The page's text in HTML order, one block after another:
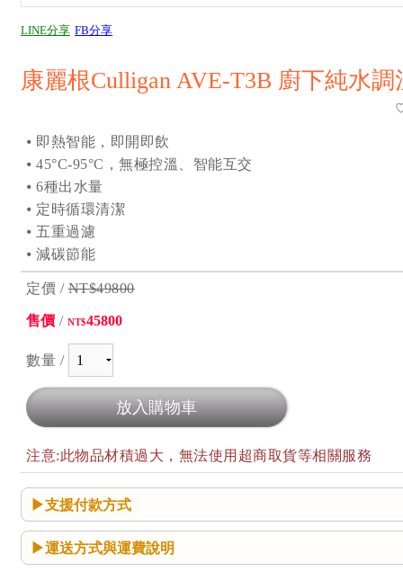
LINE分享 FB分享
康麗根Culligan AVE-T3B 廚下純水
⦁ 即熱智能，即開即飲
⦁ 45°C-95°C，無極控溫、智能互交
⦁ 6種出水量
⦁ 定時循環清潔
⦁ 五重過濾
⦁ 減碳節能
定價 /NT$49800
售價 / NT$45800
數量 /
注意:此物品材積過大，無法使用超商取貨等相關服務
支援付款方式
運送方式與運費說明